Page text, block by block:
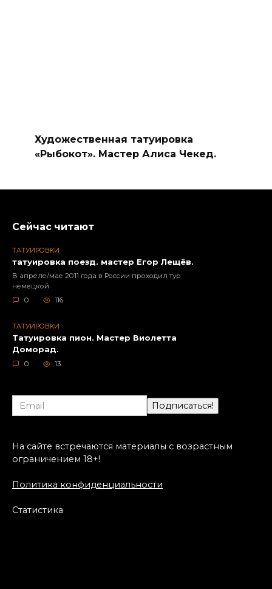
Художественная татуировка
«Рыбокот». Мастер Алиса Чекед.
Сейчас читают
ТАТУИРОВКИ
татуировка поезд. мастер Егор Лещёв.
В апреле/мае 2011 года в России проходил тур
немецкой
0
116
ТАТУИРОВКИ
Татуировка пион. Мастер Виолетта
Доморад.
0 13
На сайте встречаются материалы с возрастным
ограничением 18+!
Политика конфиденциальности
Статистика